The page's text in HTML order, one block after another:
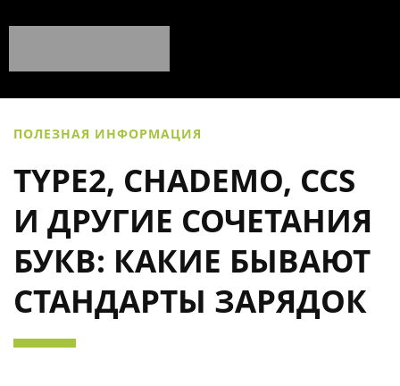
ПОЛЕЗНАЯ ИНФОРМАЦИЯ
TYPE2, CHADEMO, CCS
И ДРУГИЕ СОЧЕТАНИЯ
БУКВ: КАКИЕ БЫВАЮТ
СТАНДАРТЫ ЗАРЯДОК